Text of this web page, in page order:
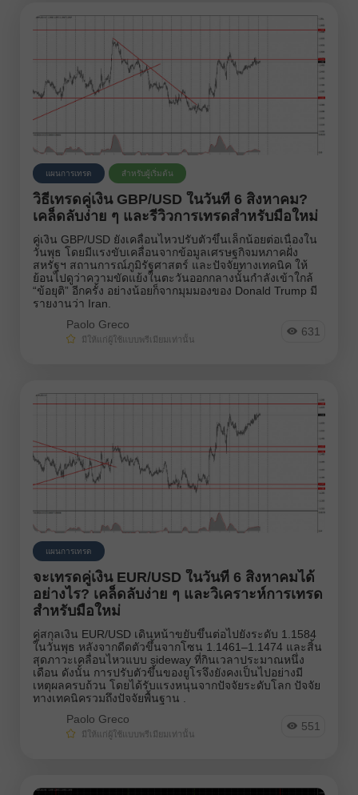
EURUSD GBPUSD
USDCHF
USDJPY AUDUSD
GBPJPY
EURNZD
Gold
นักวิเคราะห์:
Bailey Laurie
แผนการเทรด สำหรับผู้เริ่มต้น
วิธีเทรดคู่เงิน GBP/USD ในวันที่ 6 สิงหาคม?
เคล็ดลับง่าย ๆ และรีวิวการเทรดสำหรับมือใหม่
คู่เงิน GBP/USD ยังเคลื่อนไหวปรับตัวขึ้นเล็กน้อยต่อเนื่องใน
วันพุธ โดยมีแรงขับเคลื่อนจากข้อมูลเศรษฐกิจมหภาคฝั่ง
สหรัฐฯ สถานการณ์ภูมิรัฐศาสตร์ และปัจจัยทางเทคนิค ให้
ย้อนไปดูว่าความขัดแย้งในตะวันออกกลางนั้นกำลังเข้าใกล้
“ข้อยุติ” อีกครั้ง อย่างน้อยก็จากมุมมองของ Donald Trump มี
รายงานว่า Iran.
Paolo Greco
มีให้แก่ผู้ใช้แบบพรีเมียมเท่านั้น
631
แผนการเทรด
จะเทรดคู่เงิน EUR/USD ในวันที่ 6 สิงหาคมได้
อย่างไร? เคล็ดลับง่าย ๆ และวิเคราะห์การเทรด
สำหรับมือใหม่
คู่สกุลเงิน EUR/USD เดินหน้าขยับขึ้นต่อไปยังระดับ 1.1584
ในวันพุธ หลังจากดีดตัวขึ้นจากโซน 1.1461–1.1474 และสิ้น
สุดภาวะเคลื่อนไหวแบบ sideway ที่กินเวลาประมาณหนึ่ง
เดือน ดังนั้น การปรับตัวขึ้นของยูโรจึงยังคงเป็นไปอย่างมี
เหตุผลครบถ้วน โดยได้รับแรงหนุนจากปัจจัยระดับโลก ปัจจัย
ทางเทคนิครวมถึงปัจจัยพื้นฐาน .
Paolo Greco
มีให้แก่ผู้ใช้แบบพรีเมียมเท่านั้น
551